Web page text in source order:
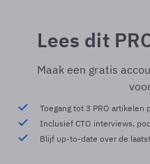
Lees dit
Maak een gratis
Toegang tot 3 PRO artikelen
Inclusief CTO interviews,
Blijf up-to-date over de